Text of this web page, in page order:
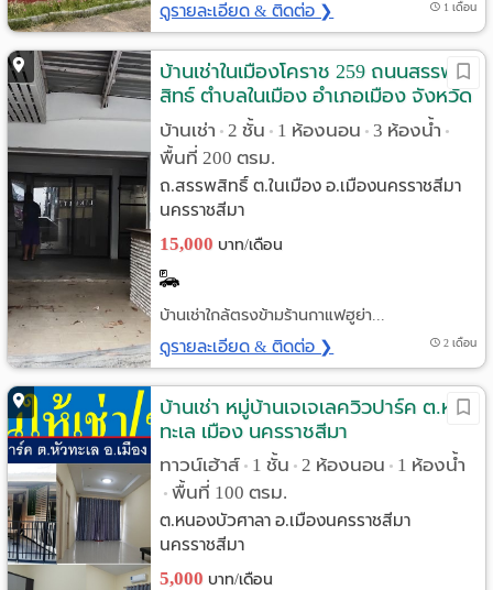
ดูรายละเอียด & ติดต่อ ❯ 1 เดือน
บ้านเช่าในเมืองโคราช 259 ถนนสรรพ
สิทธ์ ตำบลในเมือง อำเภอเมือง จังหวัด
นครราชสีมา
บ้านเช่า • 2 ชั้น • 1 ห้องนอน • 3 ห้องน้ำ •
พื้นที่ 200 ตรม.
ถ.สรรพสิทธิ์ ต.ในเมือง อ.เมืองนครราชสีมา
นครราชสีมา
15,000 บาท/เดือน
บ้านเช่าใกล้ตรงข้ามร้านกาแฟฮูย่า...
ดูรายละเอียด & ติดต่อ ❯ 2 เดือน
บ้านเช่า หมู่บ้านเจเจเลควิวปาร์ค ต.หัว
ทะเล เมือง นครราชสีมา
ทาวน์เฮ้าส์ • 1 ชั้น • 2 ห้องนอน • 1 ห้องน้ำ
• พื้นที่ 100 ตรม.
ต.หนองบัวศาลา อ.เมืองนครราชสีมา
นครราชสีมา
5,000 บาท/เดือน